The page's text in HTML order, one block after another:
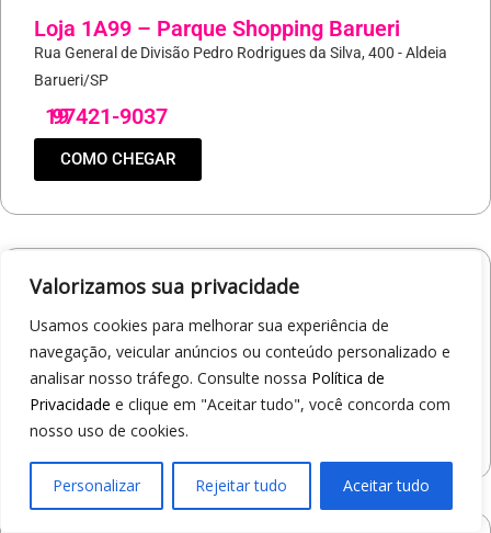
Valorizamos sua privacidade
Usamos cookies para melhorar sua experiência de
navegação, veicular anúncios ou conteúdo personalizado e
analisar nosso tráfego. Consulte nossa Política de
Privacidade e clique em "Aceitar tudo", você concorda com
nosso uso de cookies.
Personalizar Rejeitar tudo Aceitar tudo
Loja 1A99 – Parque Shopping Barueri
Rua General de Divisão Pedro Rodrigues da Silva, 400 - Aldeia
Barueri/SP
19
97421-9037
COMO CHEGAR
Loja 1A99 – North Shopping Barretos
Via Conselheiro Antonio Prado, 1400 - Pedro Cavaline
Barretos/SP
19
97407-5840
COMO CHEGAR